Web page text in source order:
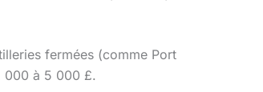
fermées (comme Port
000 à 5 000 £.